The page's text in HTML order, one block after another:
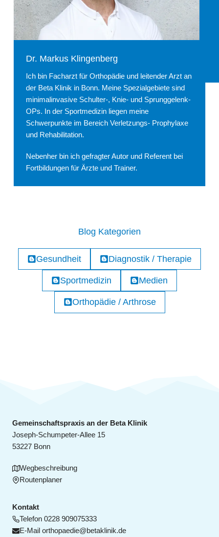
Dr. Markus Klingenberg
Ich bin Facharzt für Orthopädie und leitender Arzt an
der Beta Klinik in Bonn. Meine Spezialgebiete sind
minimalinvasive Schulter-, Knie- und Sprunggelenk-
OPs. In der Sportmedizin liegen meine
Schwerpunkte im Bereich Verletzungs- Prophylaxe
und Rehabilitation.
Nebenher bin ich gefragter Autor und Referent bei
Fortbildungen für Ärzte und Trainer.
Blog Kategorien
Gesundheit Diagnostik / Therapie
Sportmedizin Medien
Orthopädie / Arthrose
Gemeinschaftspraxis an der Beta Klinik
Joseph-Schumpeter-Allee 15
53227 Bonn
Wegbeschreibung
Routenplaner
Kontakt
Telefon 0228 909075333
E-Mail orthopaedie@betaklinik.de